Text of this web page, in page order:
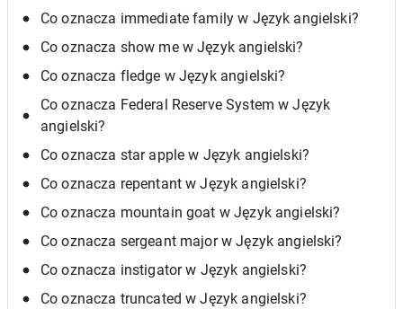
Co oznacza immediate family w Język angielski?
Co oznacza show me w Język angielski?
Co oznacza fledge w Język angielski?
Co oznacza Federal Reserve System w Język
angielski?
Co oznacza star apple w Język angielski?
Co oznacza repentant w Język angielski?
Co oznacza mountain goat w Język angielski?
Co oznacza sergeant major w Język angielski?
Co oznacza instigator w Język angielski?
Co oznacza truncated w Język angielski?